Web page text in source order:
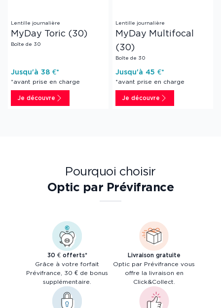
Lentille journalière
MyDay Toric (30)
Boîte de 30
Jusqu'à 38 €*
*avant prise en charge
Je découvre
Lentille journalière
MyDay Multifocal
(30)
Boîte de 30
Jusqu'à 45 €*
*avant prise en charge
Je découvre
Pourquoi choisir
Optic par Prévifrance
30 € offerts*
Grâce à votre forfait
Prévifrance, 30 € de bonus
supplémentaire.
Livraison gratuite
Optic par Prévifrance vous
offre la livraison en
Click&Collect.